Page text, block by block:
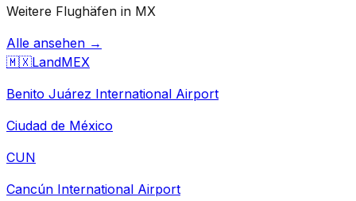
Weitere Flughäfen in MX
Alle ansehen →
🇲🇽LandMEX
Benito Juárez International Airport
Ciudad de México
CUN
Cancún International Airport